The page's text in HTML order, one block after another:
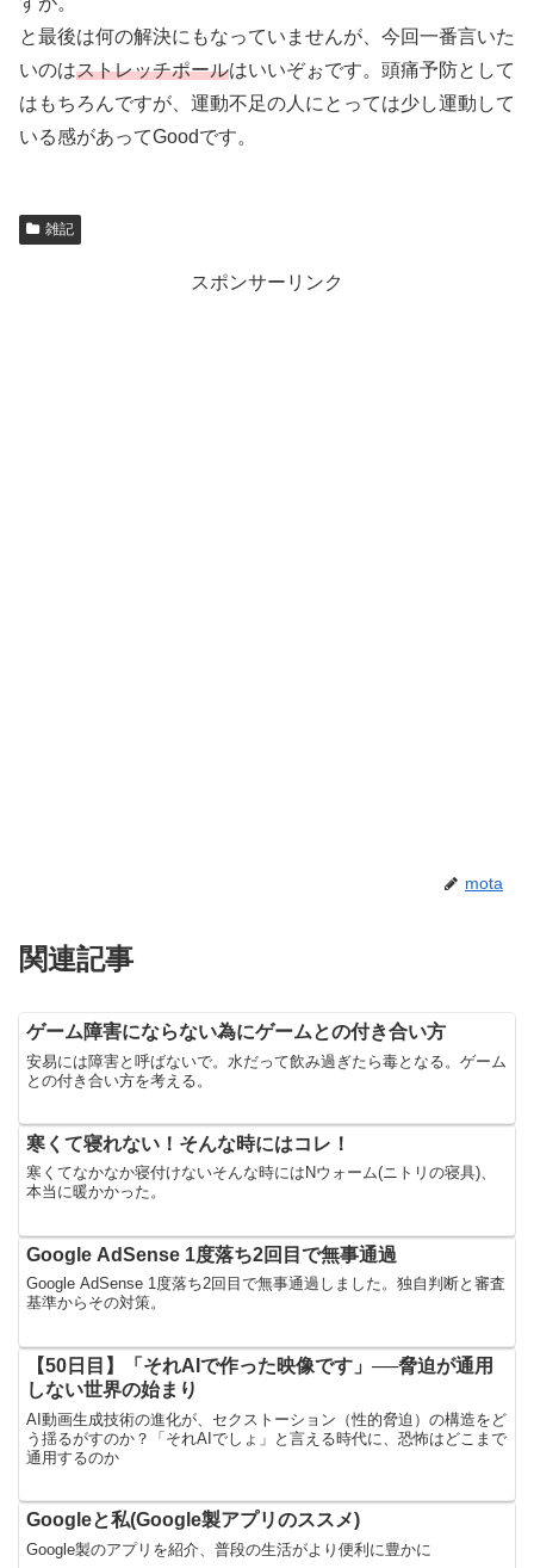
と最後は何の解決にもなっていませんが、今回一番言いた
いのはストレッチポールはいいぞぉです。頭痛予防として
はもちろんですが、運動不足の人にとっては少し運動して
いる感があってGoodです。
雑記
スポンサーリンク
mota
関連記事
ゲーム障害にならない為にゲームとの付き合い方
安易には障害と呼ばないで。水だって飲み過ぎたら毒となる。ゲーム
との付き合い方を考える。
寒くて寝れない！そんな時にはコレ！
寒くてなかなか寝付けないそんな時にはNウォーム(ニトリの寝具)、
本当に暖かかった。
Google AdSense 1度落ち2回目で無事通過
Google AdSense 1度落ち2回目で無事通過しました。独自判断と審査
基準からその対策。
【50日目】「それAIで作った映像です」──脅迫が通用
しない世界の始まり
AI動画生成技術の進化が、セクストーション（性的脅迫）の構造をど
う揺るがすのか？「それAIでしょ」と言える時代に、恐怖はどこまで
通用するのか
Googleと私(Google製アプリのススメ)
Google製のアプリを紹介、普段の生活がより便利に豊かに